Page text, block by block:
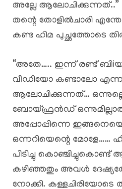
അല്ലേ ആലോചിക്കുന്നത്..”
തന്റെ തോളിൽചാരി
കണ്ട ഹിമ പുച്ഛത്തോടെ
“അതേ….. ഇന്ന് രണ്ട് ബിiയർ
വീഡിയോ കണ്ടാലോ
ആലോചിക്കുന്നത്…
ബോയ്ഫ്രൻഡ്
അപ്പോപ്പിന്നെ
ഒന്നറിയെന്റെ മോളേ……
പിടിച്ചു
കഴിഞ്ഞതും അവൾ
നോക്കി.